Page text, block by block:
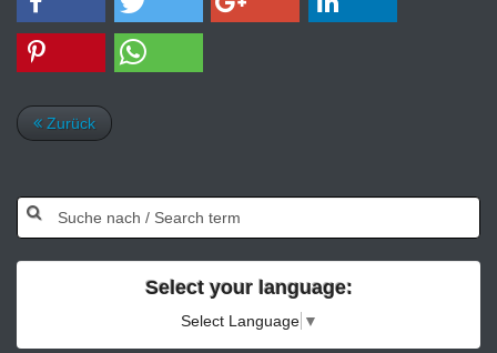
Zurück
Select your language:
Select Language ▼